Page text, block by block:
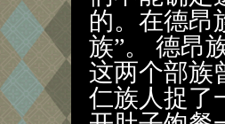
的。在德昂
族”。 德昂
这两个部族
仁族人捉了